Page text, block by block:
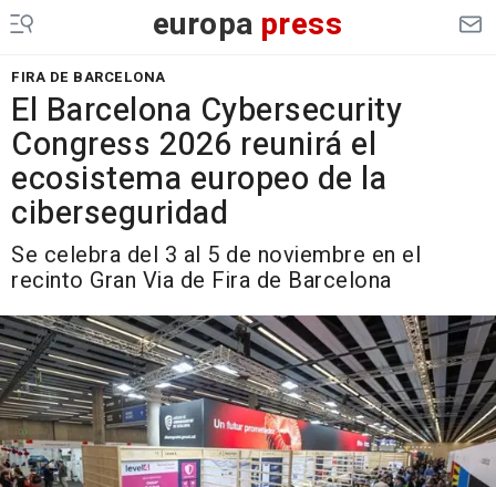
europa press
FIRA DE BARCELONA
El Barcelona Cybersecurity
Congress 2026 reunirá el
ecosistema europeo de la
ciberseguridad
Se celebra del 3 al 5 de noviembre en el
recinto Gran Via de Fira de Barcelona